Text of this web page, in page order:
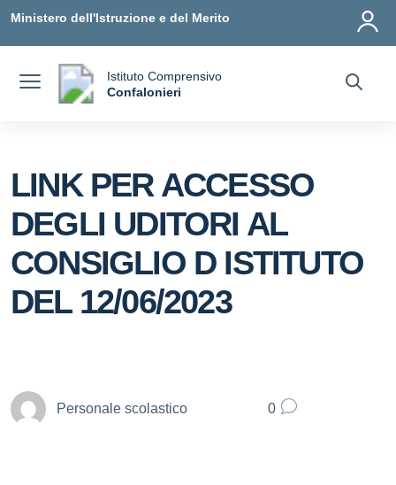
Ministero dell'Istruzione e del Merito
Istituto Comprensivo
Confalonieri
LINK PER ACCESSO
DEGLI UDITORI AL
CONSIGLIO D ISTITUTO
DEL 12/06/2023
Personale scolastico 0